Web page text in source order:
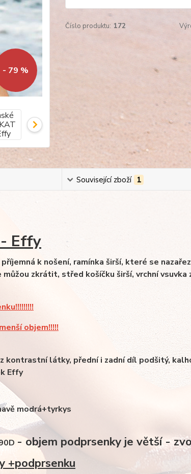
- 79 %
Číslo produktu: 172
Související zboží 1
Effy
k nošení, ramínka širší, které se
zkrátit, střed košíčku širší, vrchní
objem!!!!!
kontrastní látky, přední i zadní díl podšitý,
Effy
modrá+tyrkys
- kalhotky
- objem podprsenky je větší -
+podprsenku